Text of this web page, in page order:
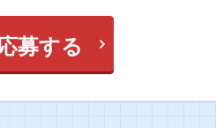
募する